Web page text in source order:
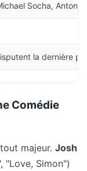
Socha,
la dernière
Comédie
majeur. Josh
"Love, Simon")